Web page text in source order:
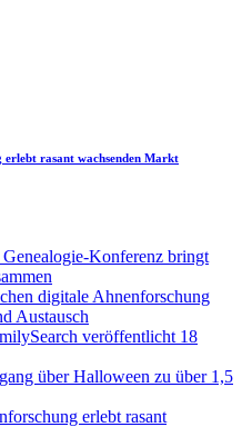
erlebt rasant wachsenden Markt
Konferenz bringt
digitale Ahnenforschung
Austausch
veröffentlicht 18
über Halloween zu über 1,5
erlebt rasant